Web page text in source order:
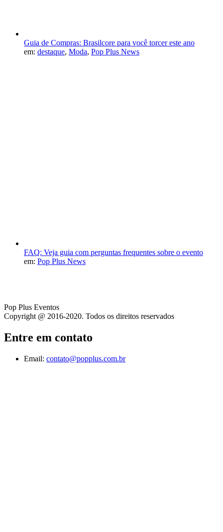
Guia de Compras: Brasilcore para você torcer este ano
em: destaque, Moda, Pop Plus News
FAQ: Veja guia com perguntas frequentes sobre o evento
em: Pop Plus News
Pop Plus Eventos
Copyright @ 2016-2020. Todos os direitos reservados
Entre em contato
Email: contato@popplus.com.br